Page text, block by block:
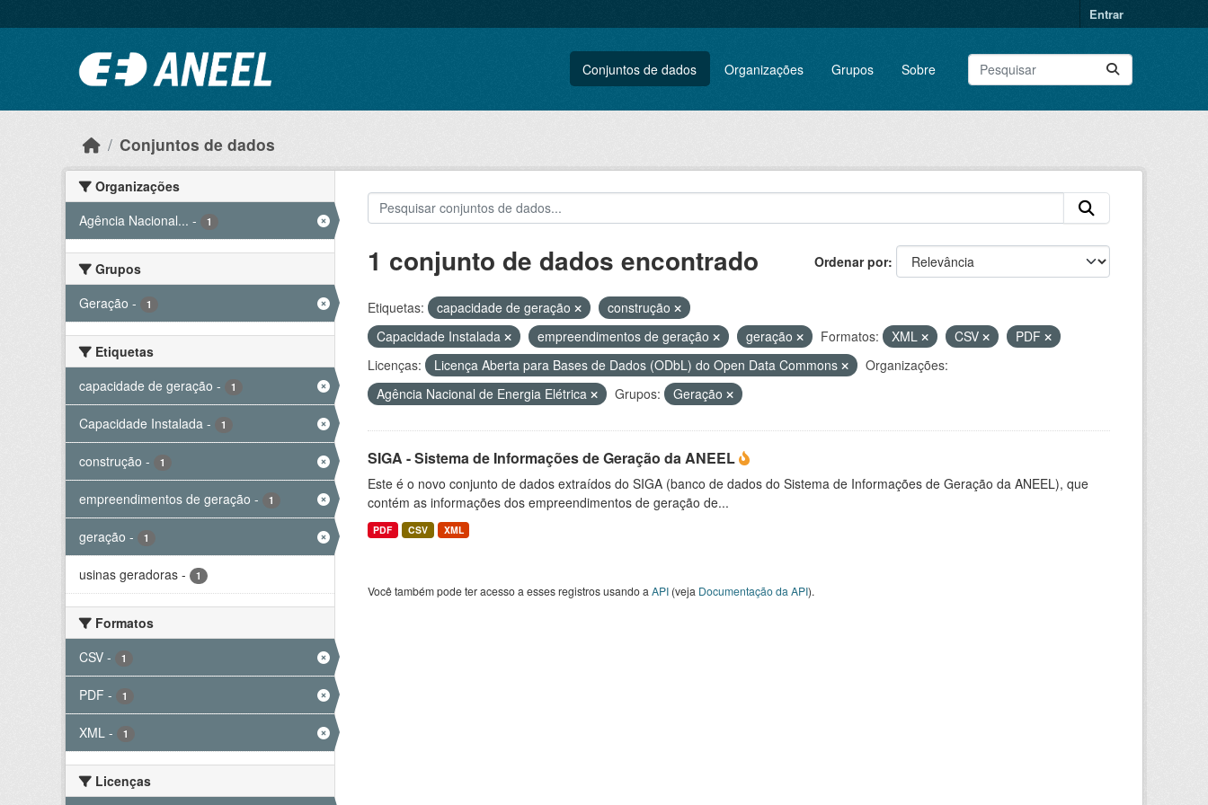
Entrar
Conjuntos de dados Organizações Grupos Sobre
Conjuntos de dados
Organizações
Agência Nacional... - 1
Grupos
Geração - 1
Etiquetas
capacidade de geração - 1
Capacidade Instalada - 1
construção - 1
empreendimentos de geração - 1
geração - 1
usinas geradoras - 1
Formatos
CSV - 1
PDF - 1
XML - 1
Licenças
Ordenar por
1 conjunto de dados encontrado
Etiquetas: capacidade de geração
construção
Capacidade Instalada
empreendimentos de geração geração Formatos: XML CSV
PDF
Licenças:
Licença Aberta para Bases de Dados (ODbL) do Open Data Commons
Organizações:
Agência Nacional de Energia Elétrica
Grupos: Geração
SIGA - Sistema de Informações de Geração da ANEEL
Este é o novo conjunto de dados extraídos do SIGA (banco de dados do Sistema de Informações de Geração da ANEEL), que
contém as informações dos empreendimentos de geração de...
PDF CSV XML
Você também pode ter acesso a esses registros usando a API(veja Documentação da API).